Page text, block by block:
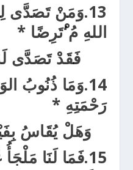
13. وَمَنْ تَصَدَّى
اللهِ مُ‘ْتَرِضًا *
فَقَدْ تَصَدَّى
14. وَمَا ذُنُوبُ
رَحْمَتِهِ *
وَهَلْ يُقَاسُ
15. فَمَا لَنَا مَلْجَأُ